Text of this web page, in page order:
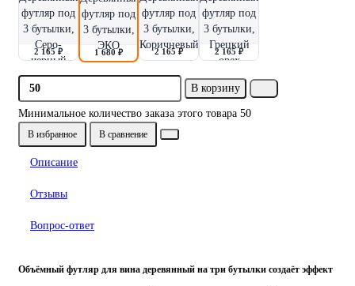
2 165 ₽ 1 680 ₽ 2 165 ₽ 2 165 ₽
В корзину
Минимальное количество заказа этого товара 50
В избранное В сравнение
Описание
Отзывы
Вопрос-ответ
Объёмный футляр для вина деревянный на три бутылки создаёт эффект